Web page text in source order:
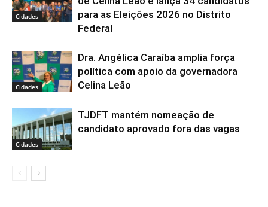
Cidades
para as Eleições 2026 no Distrito
Federal
Cidades
Dra. Angélica Caraíba amplia força
política com apoio da governadora
Celina Leão
Cidades
TJDFT mantém nomeação de
candidato aprovado fora das vagas